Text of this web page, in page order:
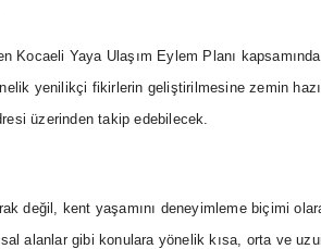
Kocaeli Yaya Ulaşım Eylem Planı
yenilikçi fikirlerin geliştirilmesine zemin
üzerinden takip edebilecek.
değil, kent yaşamını deneyimleme biçimi
alanlar gibi konulara yönelik kısa, orta ve